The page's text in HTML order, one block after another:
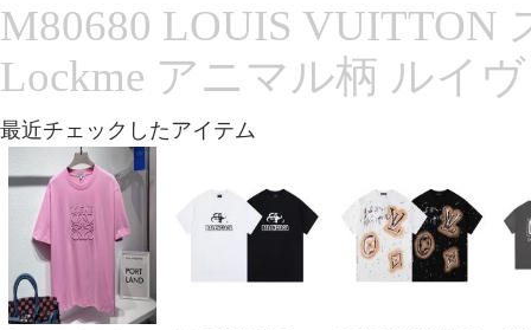
M80680 LOUIS VUITTON
Lockme アニマル柄 ルイ
最近チェックしたアイテム